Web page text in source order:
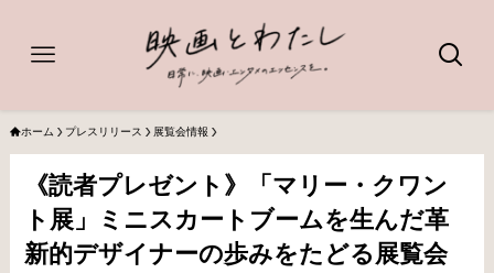
ホーム プレスリリース 展覧会情報
《読者プレゼント》「マリー・クワン
ト展」ミニスカートブームを生んだ革
新的デザイナーの歩みをたどる展覧会